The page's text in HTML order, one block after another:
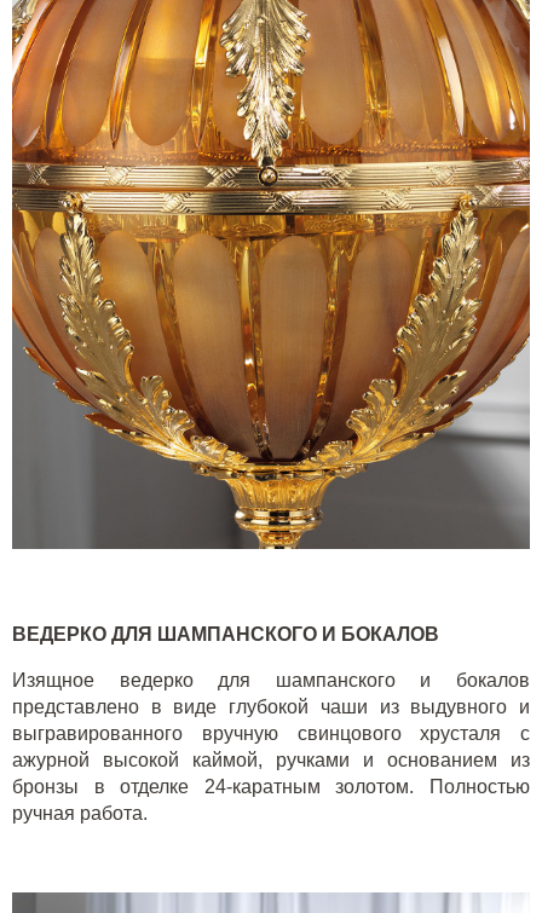
ВЕДЕРКО ДЛЯ ШАМПАНСКОГО И БОКАЛОВ
Изящное ведерко для шампанского и бокалов
представлено в виде глубокой чаши из выдувного и
выгравированного вручную свинцового хрусталя с
ажурной высокой каймой, ручками и основанием из
бронзы в отделке 24-каратным золотом. Полностью
ручная работа.